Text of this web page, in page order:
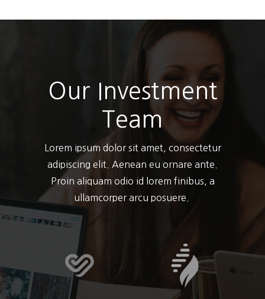
Our Investment
Team
Lorem ipsum dolor sit amet, consectetur
adipiscing elit. Aenean eu ornare ante.
Proin aliquam odio id lorem finibus, a
ullamcorper arcu posuere.